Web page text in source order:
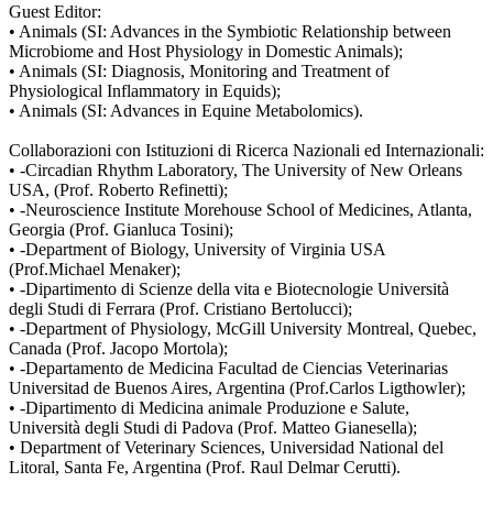
Guest Editor:
• Animals (SI: Advances in the Symbiotic Relationship between
Microbiome and Host Physiology in Domestic Animals);
• Animals (SI: Diagnosis, Monitoring and Treatment of
Physiological Inflammatory in Equids);
• Animals (SI: Advances in Equine Metabolomics).
Collaborazioni con Istituzioni di Ricerca Nazionali ed Internazionali:
• -Circadian Rhythm Laboratory, The University of New Orleans
USA, (Prof. Roberto Refinetti);
• -Neuroscience Institute Morehouse School of Medicines, Atlanta,
Georgia (Prof. Gianluca Tosini);
• -Department of Biology, University of Virginia USA
(Prof.Michael Menaker);
• -Dipartimento di Scienze della vita e Biotecnologie Università
degli Studi di Ferrara (Prof. Cristiano Bertolucci);
• -Department of Physiology, McGill University Montreal, Quebec,
Canada (Prof. Jacopo Mortola);
• -Departamento de Medicina Facultad de Ciencias Veterinarias
Universitad de Buenos Aires, Argentina (Prof.Carlos Ligthowler);
• -Dipartimento di Medicina animale Produzione e Salute,
Università degli Studi di Padova (Prof. Matteo Gianesella);
• Department of Veterinary Sciences, Universidad National del
Litoral, Santa Fe, Argentina (Prof. Raul Delmar Cerutti).